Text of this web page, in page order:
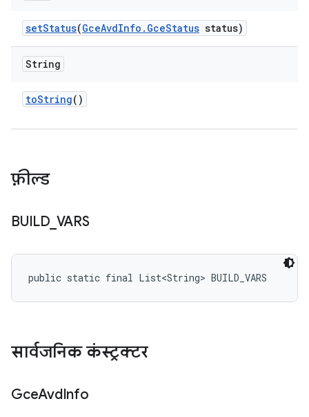
setStatus(GceAvdInfo . GceStatus status)
String
toString()
फ़ील्ड
BUILD_ VARS
public static final List<String> BUILD_VARS
सार्वजनिक कंस्ट्रक्टर
GceAvdInfo